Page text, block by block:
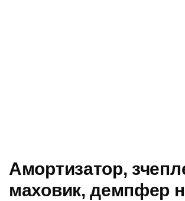
Амортизатор,
маховик, демпфер